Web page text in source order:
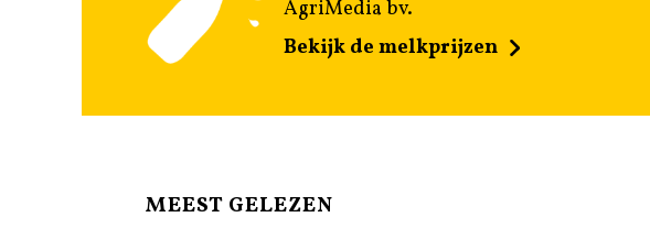
AgriMedia bv.
Bekijk de melkprijzen
MEEST GELEZEN